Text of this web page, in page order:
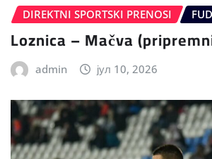
DIREKTNI SPORTSKI PRENOSI
Loznica – Mačva
admin јул 10, 2026